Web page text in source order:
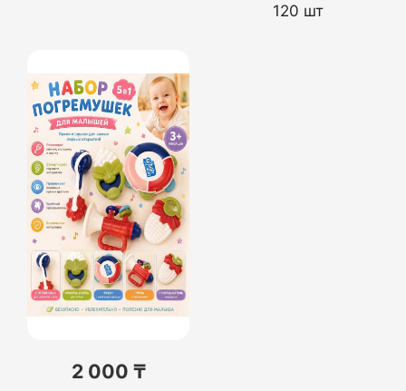
120 шт
2 000 ₸